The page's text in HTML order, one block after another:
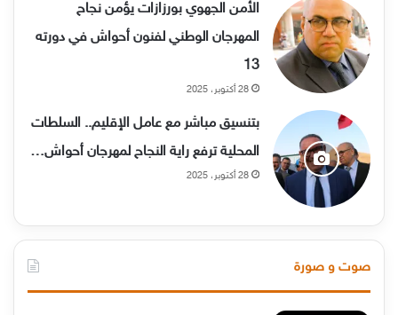
الأمن الجهوي بورزازات يؤمن نجاح
المهرجان الوطني لفنون أحواش في دورته
13
28 أكتوبر، 2025
بتنسيق مباشر مع عامل الإقليم.. السلطات
المحلية ترفع راية النجاح لمهرجان أحواش…
28 أكتوبر، 2025
صوت و صورة